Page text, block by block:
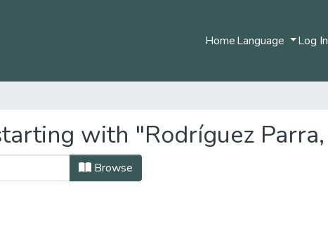
HomeLanguage Log In
with "Rodríguez
Browse